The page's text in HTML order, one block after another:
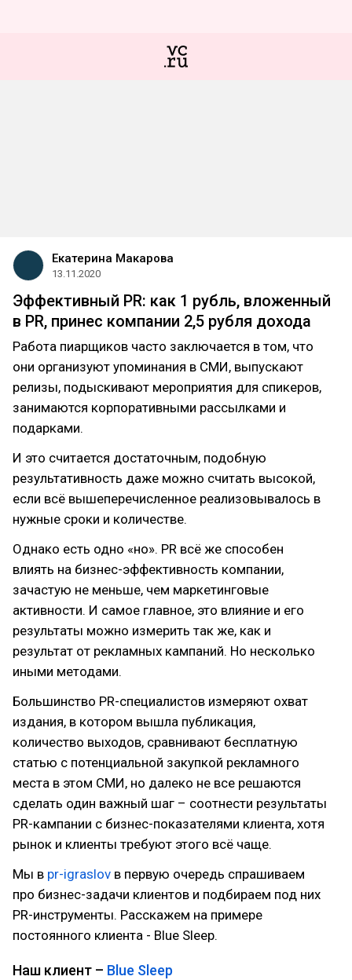
Екатерина Макарова
13.11.2020
Эффективный PR: как 1 рубль, вложенный
в PR, принес компании 2,5 рубля дохода
Работа пиарщиков часто заключается в том, что
они организуют упоминания в СМИ, выпускают
релизы, подыскивают мероприятия для спикеров,
занимаются корпоративными рассылками и
подарками.
И это считается достаточным, подобную
результативность даже можно считать высокой,
если всё вышеперечисленное реализовывалось в
нужные сроки и количестве.
Однако есть одно «но». PR всё же способен
влиять на бизнес-эффективность компании,
зачастую не меньше, чем маркетинговые
активности. И самое главное, это влияние и его
результаты можно измерить так же, как и
результат от рекламных кампаний. Но несколько
иными методами.
Большинство PR-специалистов измеряют охват
издания, в котором вышла публикация,
количество выходов, сравнивают бесплатную
статью с потенциальной закупкой рекламного
места в этом СМИ, но далеко не все решаются
сделать один важный шаг – соотнести результаты
PR-кампании с бизнес-показателями клиента, хотя
рынок и клиенты требуют этого всё чаще.
Мы в pr-igraslov в первую очередь спрашиваем
про бизнес-задачи клиентов и подбираем под них
PR-инструменты. Расскажем на примере
постоянного клиента - Blue Sleep.
Наш клиент – Blue Sleep